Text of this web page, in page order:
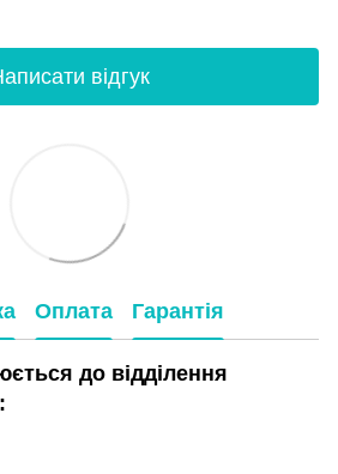
відгук
Оплата Гарантія
до відділення